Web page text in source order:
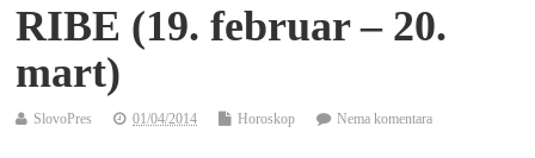
RIBE (19. februar – 20.
mart)
SlovoPres 01/04/2014 Horoskop Nema komentara